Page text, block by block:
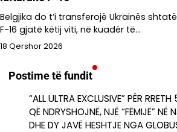
Belgjika do t’i transferojë Ukrainës
F-16 gjatë këtij viti, në kuadër të…
18 Qershor 2026
Postime të fundit
“ALL ULTRA EXCLUSIVE” PËR
QË NDRYSHOJNË, NJË “FËMIJË” NË
DHE DY JAVË HESHTJE NGA